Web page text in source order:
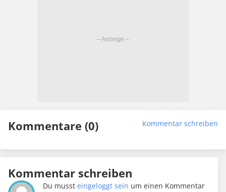
Kommentare (0) Kommentar schreiben
Kommentar schreiben
Du mussteingeloggt sein um einen Kommentar